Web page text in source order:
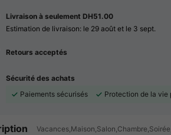
Livraison à seulement DH51.00
Estimation de livraison: le 29 août et le 3 sept.
Retours acceptés
Sécurité des achats
Paiements sécurisés
Protection de la vie
4.91 174 4.2K